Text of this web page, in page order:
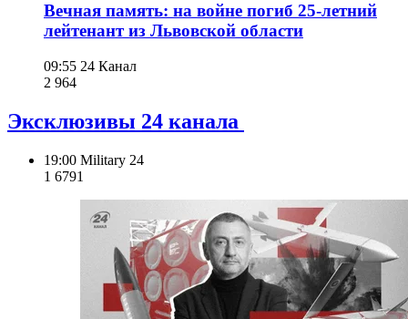
Вечная память: на войне погиб 25-летний
лейтенант из Львовской области
09:55 24 Канал
2 964
Эксклюзивы 24 канала
19:00 Military 24
1 6791